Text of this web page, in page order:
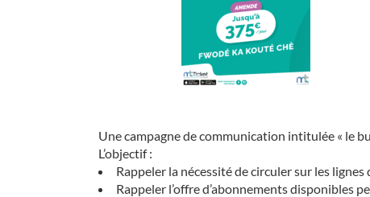
Une campagne de communication intitulée « le
L’objectif :
Rappeler la nécessité de circuler sur les
Rappeler l’offre d’abonnements disponibles